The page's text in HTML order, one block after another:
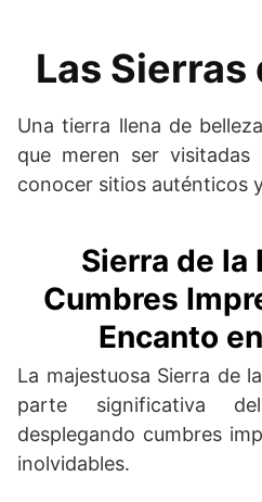
Las Sierras
Una tierra llena de
que meren ser
conocer sitios auténticos
Sierra de la
Cumbres
Encanto
La majestuosa Sierra de
parte significativa
desplegando cumbres
inolvidables.